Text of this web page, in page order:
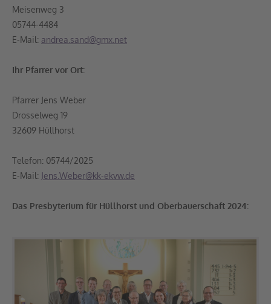
Meisenweg 3
05744-4484
E-Mail: andrea.sand@gmx.net
Ihr Pfarrer vor Ort:
Pfarrer Jens Weber
Drosselweg 19
32609 Hüllhorst
Telefon: 05744/2025
E-Mail: Jens.Weber@kk-ekvw.de
Das Presbyterium für Hüllhorst und Oberbauerschaft 2024: